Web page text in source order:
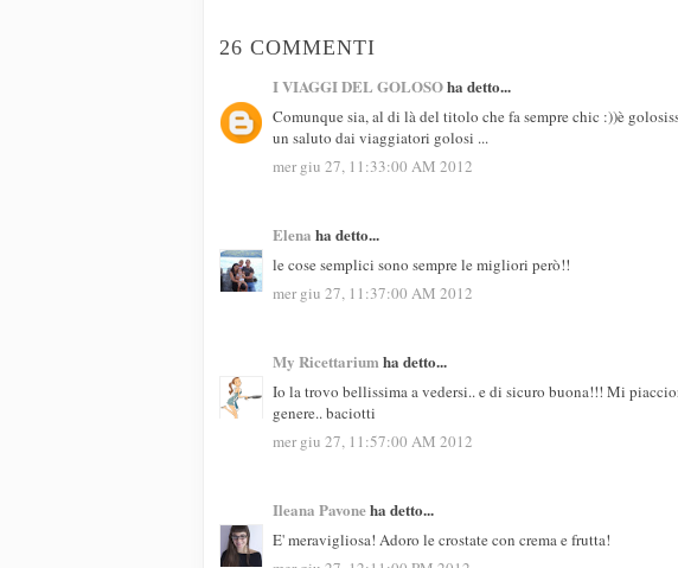
26 COMMENTI
I VIAGGI DEL GOLOSOha detto...
Comunque sia, al di là del titolo che fa sempre chic :))è
un saluto dai viaggiatori golosi ...
mer giu 27, 11:33:00 AM 2012
Elena ha detto...
le cose semplici sono sempre le migliori però!!
mer giu 27, 11:37:00 AM 2012
My Ricettariumha detto...
Io la trovo bellissima a vedersi.. e di sicuro buona!!! Mi
genere.. baciotti
mer giu 27, 11:57:00 AM 2012
Ileana Pavoneha detto...
E' meravigliosa! Adoro le crostate con crema e frutta!